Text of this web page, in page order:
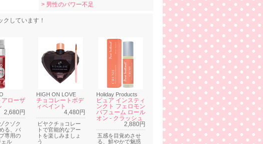
> 男性のパワー不足
しています！
アローザ
2,680円
クゾク
る、バ
専用の
ェル
HIGH ON LOVE
チョコレートボデ
ィペイント
4,480円
ビヤクチョコレー
トで官能的なアー
トを楽しみましょ
う
Holiday Products
ピュア インスティ
ンクト フェロモン
パフューム ロール
オン - クラッシュ
2,880円
五感を目覚めさせ
る、鮮やかで魅惑